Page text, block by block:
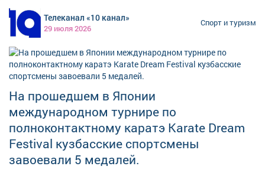
Приглашаем всех желающих 8 августа! Встречаемся у
Мемориала шахтерской славы! 🕙 Сбор участников и
гостей мероприятия : 09:30 🕤 Торжественное
открытие мероприятия: 10:00 🕚 Старт на 2 км: 10:20
Есть вопросы? Звоните: 8 (38475) 2-10-09. До встречи
на старте! #шахтерскоебратство
Телеканал «10 канал»
29 июля 2026
Спорт и туризм
На прошедшем в Японии
международном турнире по
полноконтактному каратэ Karate Dream
Festival кузбасские спортсмены
завоевали 5 медалей.